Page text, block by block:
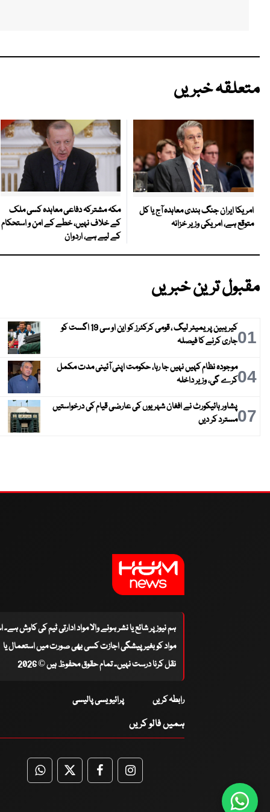
متعلقہ خبریں
امریکا ایران جنگ بندی معاہدہ آج یا کل
متوقع ہے، امریکی وزیر خزانہ
مکہ مشترکہ دفاعی معاہدہ کسی ملک
کے خلاف نہیں، خطے کے امن و استحکام
کے لیے ہے، اردوان
مقبول ترین خبریں
01
کیریبین پریمیئر لیگ ، قومی کرکٹرز کو این او سی 19 اگست کو
جاری کرنے کا فیصلہ
04موجودہ نظام کہیں نہیں جا رہا، حکومت اپنی آئینی مدت مکمل
کرے گی، وزیر داخلہ
07پشاور ہائیکورٹ نے افغان شہریوں کی عارضی قیام کی درخواستیں
مسترد کر دیں
ہم نیوز پر شائع یا نشر ہونے والا مواد ادارتی ٹیم کی کاوش
مواد کو بغیر پیشگی اجازت کسی بھی صورت میں استعمال یا
نقل کرنا درست نہیں۔ تمام حقوق محفوظ ہیں © 2026
رابطہ کریں پرائیویسی پالیسی
ہمیں فالو کریں
WhatsApp
TwitterFacebookFacebook